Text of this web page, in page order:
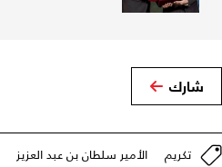
شارك
تكريم الأمير سلطان بن عبد العزيز